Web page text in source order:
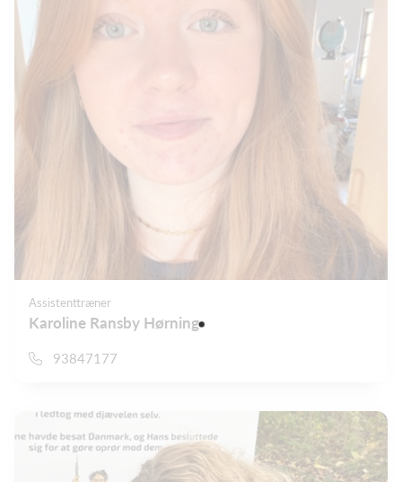
Assistenttræner
Karoline Ransby Hørning
93847177